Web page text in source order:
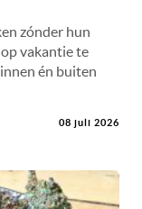
zónder hun
vakantie te
én buiten
08 juli 2026